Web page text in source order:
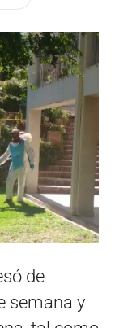
de
semana y